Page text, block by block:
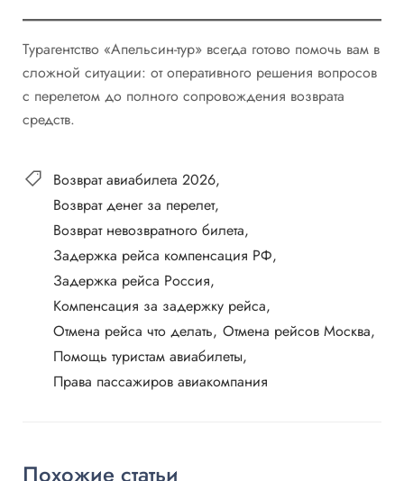
Турагентство «Апельсин-тур» всегда готово помочь вам в
сложной ситуации: от оперативного решения вопросов
с перелетом до полного сопровождения возврата
средств.
Возврат авиабилета 2026
Возврат денег за перелет
Возврат невозвратного билета
Задержка рейса компенсация РФ
Задержка рейса Россия
Компенсация за задержку рейса
Отмена рейса что делать Отмена рейсов Москва
Помощь туристам авиабилеты
Права пассажиров авиакомпания
Похожие статьи